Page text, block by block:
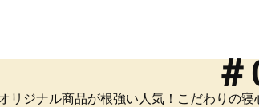
リジナル商品が根強い人気！こだわりの